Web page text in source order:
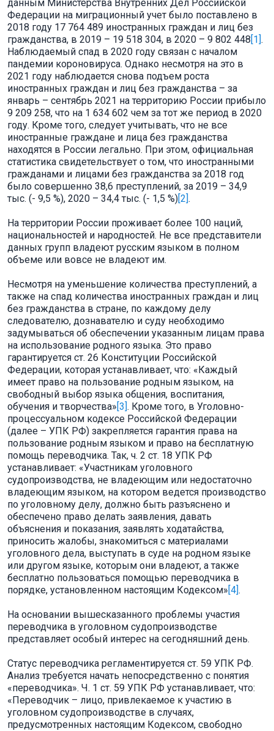
данным Министерства Внутренних Дел Российской
Федерации на миграционный учет было поставлено в
2018 году 17 764 489 иностранных граждан и лиц без
гражданства, в 2019 – 19 518 304, в 2020 – 9 802 448[1].
Наблюдаемый спад в 2020 году связан с началом
пандемии короновируса. Однако несмотря на это в
2021 году наблюдается снова подъем роста
иностранных граждан и лиц без гражданства – за
январь – сентябрь 2021 на территорию России прибыло
9 209 258, что на 1 634 602 чем за тот же период в 2020
году. Кроме того, следует учитывать, что не все
иностранные граждане и лица без гражданства
находятся в России легально. При этом, официальная
статистика свидетельствует о том, что иностранными
гражданами и лицами без гражданства за 2018 год
было совершенно 38,6 преступлений, за 2019 – 34,9
тыс. (- 9,5 %), 2020 – 34,4 тыс. (- 1,5 %)[2].
На территории России проживает более 100 наций,
национальностей и народностей. Не все представители
данных групп владеют русским языком в полном
объеме или вовсе не владеют им.
Несмотря на уменьшение количества преступлений, а
также на спад количества иностранных граждан и лиц
без гражданства в стране, по каждому делу
следователю, дознавателю и суду необходимо
задумываться об обеспечении указанным лицам права
на использование родного языка. Это право
гарантируется ст. 26 Конституции Российской
Федерации, которая устанавливает, что: «Каждый
имеет право на пользование родным языком, на
свободный выбор языка общения, воспитания,
обучения и творчества»[3]. Кроме того, в Уголовно-
процессуальном кодексе Российской Федерации
(далее – УПК РФ) закрепляется гарантия права на
пользование родным языком и право на бесплатную
помощь переводчика. Так, ч. 2 ст. 18 УПК РФ
устанавливает: «Участникам уголовного
судопроизводства, не владеющим или недостаточно
владеющим языком, на котором ведется производство
по уголовному делу, должно быть разъяснено и
обеспечено право делать заявления, давать
объяснения и показания, заявлять ходатайства,
приносить жалобы, знакомиться с материалами
уголовного дела, выступать в суде на родном языке
или другом языке, которым они владеют, а также
бесплатно пользоваться помощью переводчика в
порядке, установленном настоящим Кодексом»[4].
На основании вышесказанного проблемы участия
переводчика в уголовном судопроизводстве
представляет особый интерес на сегодняшний день.
Статус переводчика регламентируется ст. 59 УПК РФ.
Анализ требуется начать непосредственно с понятия
«переводчика». Ч. 1 ст. 59 УПК РФ устанавливает, что:
«Переводчик – лицо, привлекаемое к участию в
уголовном судопроизводстве в случаях,
предусмотренных настоящим Кодексом, свободно